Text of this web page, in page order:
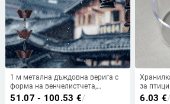
1 м метална дъждовна верига с
форма на венчелистчета,
камбанки и чаши
51.07 - 100.53 €/
за
6.03 €/